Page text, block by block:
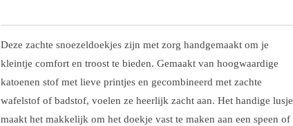
Deze zachte snoezeldoekjes zijn met zorg handgemaakt om je
kleintje comfort en troost te bieden. Gemaakt van hoogwaardige
katoenen stof met lieve printjes en gecombineerd met zachte
wafelstof of badstof, voelen ze heerlijk zacht aan. Het handige lusje
maakt het makkelijk om het doekje vast te maken aan een speen of